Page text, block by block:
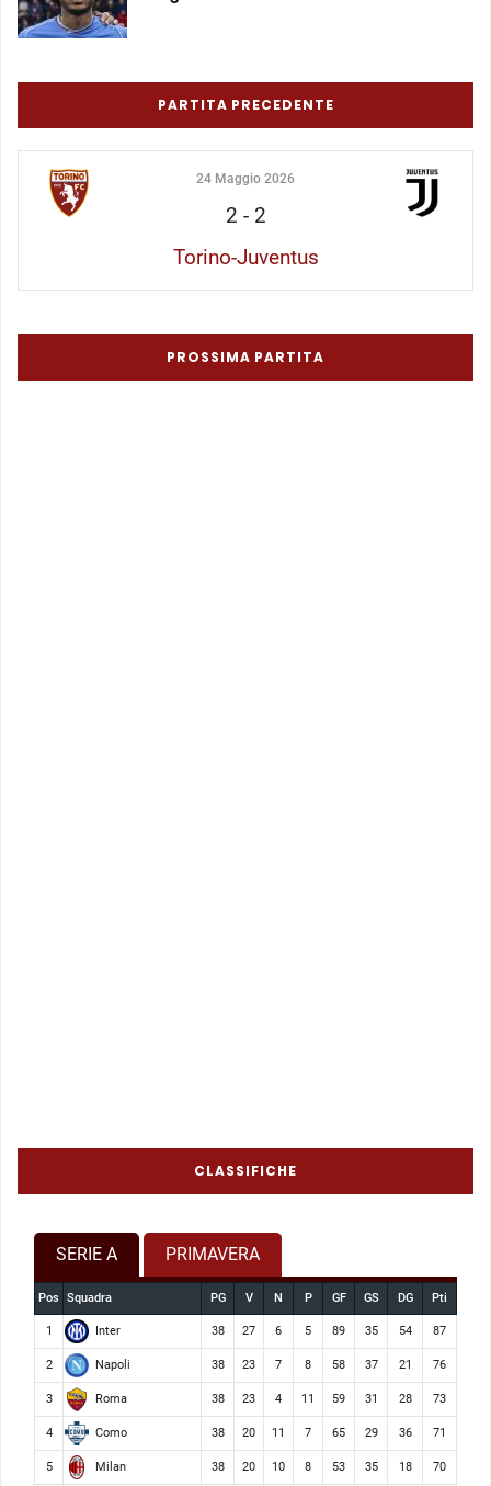
PARTITA PRECEDENTE
24 Maggio 2026
2 - 2
Torino-Juventus
PROSSIMA PARTITA
CLASSIFICHE
SERIE A PRIMAVERA
Pos Squadra PG V N P GF GS DG Pti
1 Inter 38 27 6 5 89 35 54 87
2 Napoli 38 23 7 8 58 37 21 76
3 Roma 38 23 4 11 59 31 28 73
4 Como 38 20 11 7 65 29 36 71
5 Milan 38 20 10 8 53 35 18 70